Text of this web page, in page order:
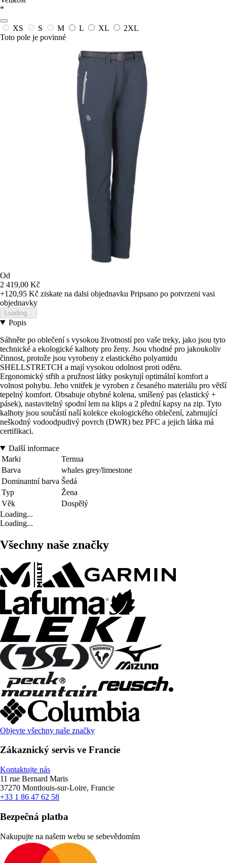
*
XS S M L XL
2XL
Toto pole je povinné
Od
2 419,00 Kč
+120,95 Kč ziskate na dalsi objednavku Pripsano po potvrzeni vasi
objednavky
Loading...
Popis
Sáhněte po oblečení s vysokou životností pro vaše treky, jako jsou tyto
technické a ekologické kalhoty pro ženy. Jsou vhodné pro jakoukoliv
činnost, protože jsou vyrobeny z elastického polyamidu
SHELLSTRETCH a mají vysokou odolnost proti oděru.
Ergonomický střih a pružnost látky poskytují optimální komfort a
volnost pohybu. Jeho vnitřek je vyroben z česaného materiálu pro větší
tepelný komfort. Obsahuje ohybné kolena, smíšený pas (elastický +
pásek), nastavitelný spodní lem na klips a 2 přední kapsy na zip. Tyto
kalhoty jsou součástí naší kolekce ekologického oblečení, zahrnující
neškodný vodoodpudivý povrch (DWR) bez PFC a jejich látka má
certifikaci.
Další informace
Marki
Ternua
Barva
whales grey/limestone
Dominantní barva Šedá
Typ
Žena
Věk
Dospělý
Loading...
Loading...
Všechny naše značky
Objevte všechny naše značky
Zákaznický servis ve Francie
Kontaktujte nás
11 rue Bernard Maris
37270 Montlouis-sur-Loire, Francie
+33 1 86 47 62 58
Bezpečná platba
Nakupujte na našem webu se sebevědomím